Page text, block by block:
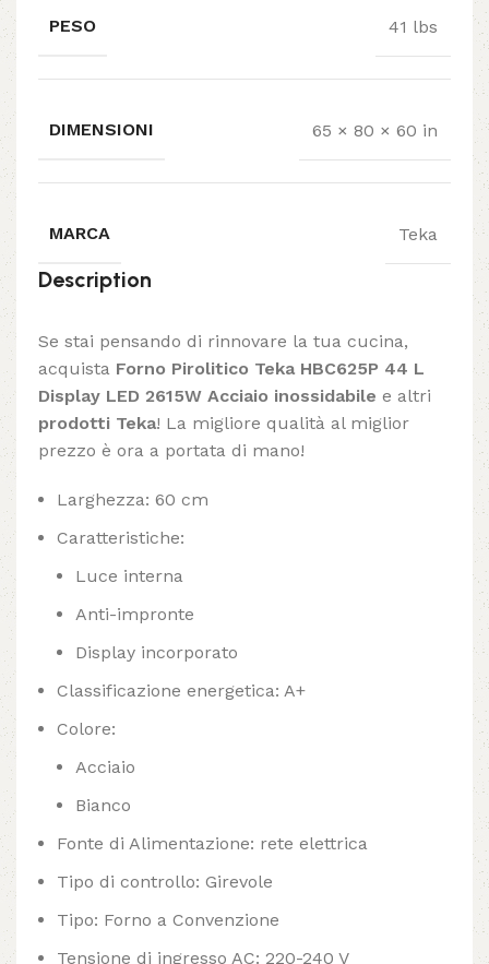
PESO 41 lbs
DIMENSIONI 65 × 80 × 60 in
MARCA Teka
Description
Se stai pensando di rinnovare la tua cucina,
acquista Forno Pirolitico Teka HBC625P 44 L
Display LED 2615W Acciaio inossidabile e altri
prodotti Teka! La migliore qualità al miglior
prezzo è ora a portata di mano!
Larghezza: 60 cm
Caratteristiche:
Luce interna
Anti-impronte
Display incorporato
Classificazione energetica: A+
Colore:
Acciaio
Bianco
Fonte di Alimentazione: rete elettrica
Tipo di controllo: Girevole
Tipo: Forno a Convenzione
Tensione di ingresso AC: 220-240 V